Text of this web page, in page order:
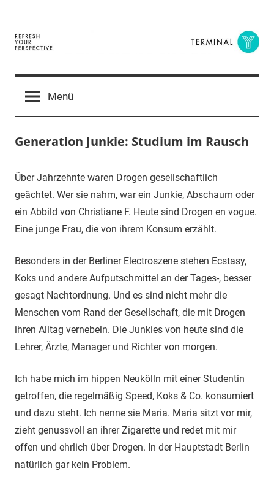
springen
Terminal
Y
Digital
BusinessMenü
Generation Junkie: Studium im Rausch
25.
November
2014
terminal-
y
Urbi
et
orbi
Über Jahrzehnte waren Drogen gesellschaftlich
geächtet. Wer sie nahm, war ein Junkie, Abschaum oder
ein Abbild von Christiane F. Heute sind Drogen en vogue.
Eine junge Frau, die von ihrem Konsum erzählt.
Besonders in der Berliner Electroszene stehen Ecstasy,
Koks und andere Aufputschmittel an der Tages-, besser
gesagt Nachtordnung. Und es sind nicht mehr die
Menschen vom Rand der Gesellschaft, die mit Drogen
ihren Alltag vernebeln. Die Junkies von heute sind die
Lehrer, Ärzte, Manager und Richter von morgen.
Ich habe mich im hippen Neukölln mit einer Studentin
getroffen, die regelmäßig Speed, Koks & Co. konsumiert
und dazu steht. Ich nenne sie Maria. Maria sitzt vor mir,
zieht genussvoll an ihrer Zigarette und redet mit mir
offen und ehrlich über Drogen. In der Hauptstadt Berlin
natürlich gar kein Problem.